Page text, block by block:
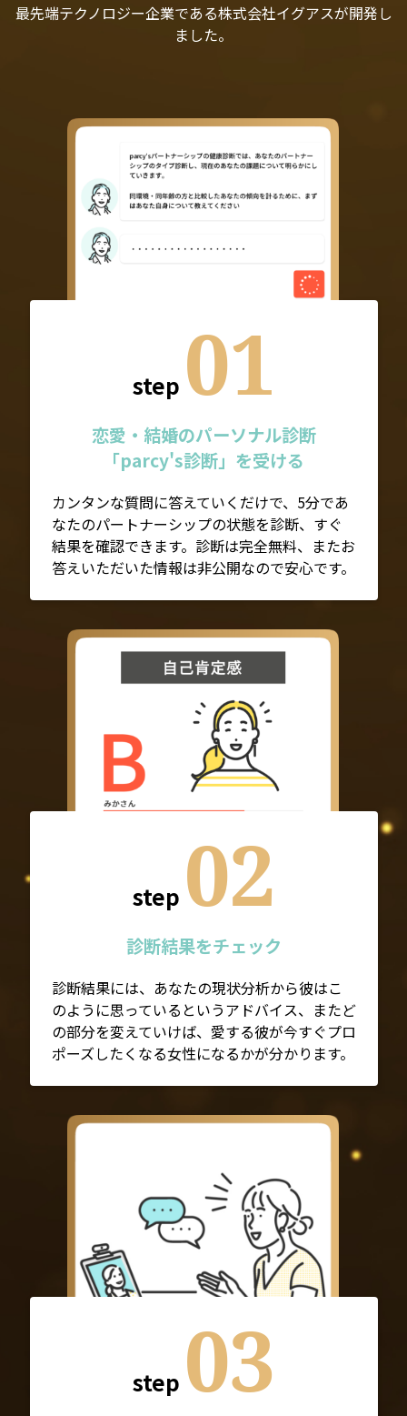
最先端テクノロジー企業である株式会社イグアスが開発し
ました。
step 01
恋愛・結婚のパーソナル診断
「parcy's診断」を受ける
カンタンな質問に答えていくだけで、5分であ
なたのパートナーシップの状態を診断、すぐ
結果を確認できます。診断は完全無料、またお
答えいただいた情報は非公開なので安心です。
step 02
診断結果をチェック
診断結果には、あなたの現状分析から彼はこ
のように思っているというアドバイス、またど
の部分を変えていけば、愛する彼が今すぐプロ
ポーズしたくなる女性になるかが分かります。
step 03